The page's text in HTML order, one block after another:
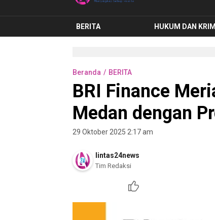
lintas24news.com
Menyingkap Setiap Realita
BERITA HUKUM DAN
Beranda BERITA
BRI Finance
Medan dengan
29 Oktober 2025 2:17 am
lintas24news
Tim Redaksi